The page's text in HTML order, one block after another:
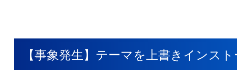
【事象発生】テーマを上書きインス